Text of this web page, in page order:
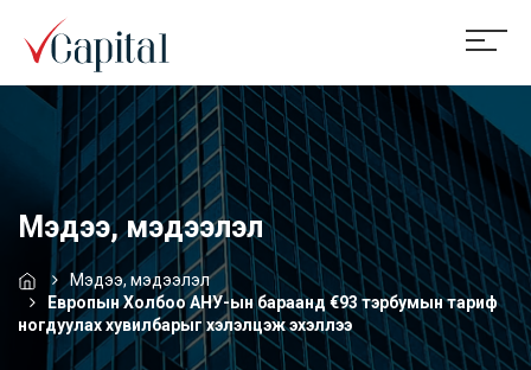
Мэдээ, мэдээлэл
Мэдээ, мэдээлэл
Европын Холбоо АНУ-ын бараанд €93 тэрбумын тариф
ногдуулах хувилбарыг хэлэлцэж эхэллээ